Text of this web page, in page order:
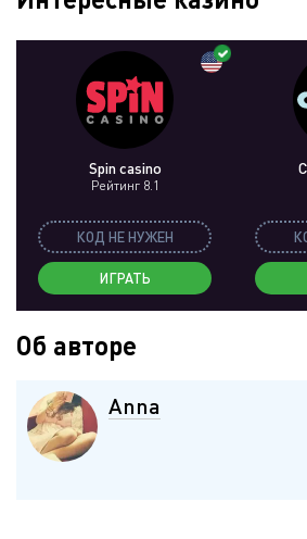
Spin casino
Рейтинг 8.1
КОД НЕ НУЖЕН
ИГРАТЬ
Об авторе
Anna